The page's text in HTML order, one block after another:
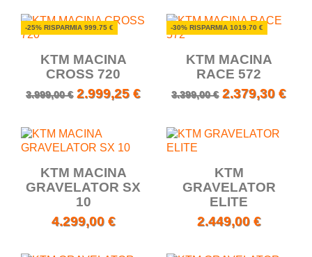
KTM MACINA
CROSS 720
3.999,00 € 2.999,25 €
-25% RISPARMIA 999.75 €
KTM MACINA
RACE 572
3.399,00 € 2.379,30 €
-30% RISPARMIA 1019.70 €
KTM MACINA
GRAVELATOR SX
10
4.299,00 €
KTM
GRAVELATOR
ELITE
2.449,00 €